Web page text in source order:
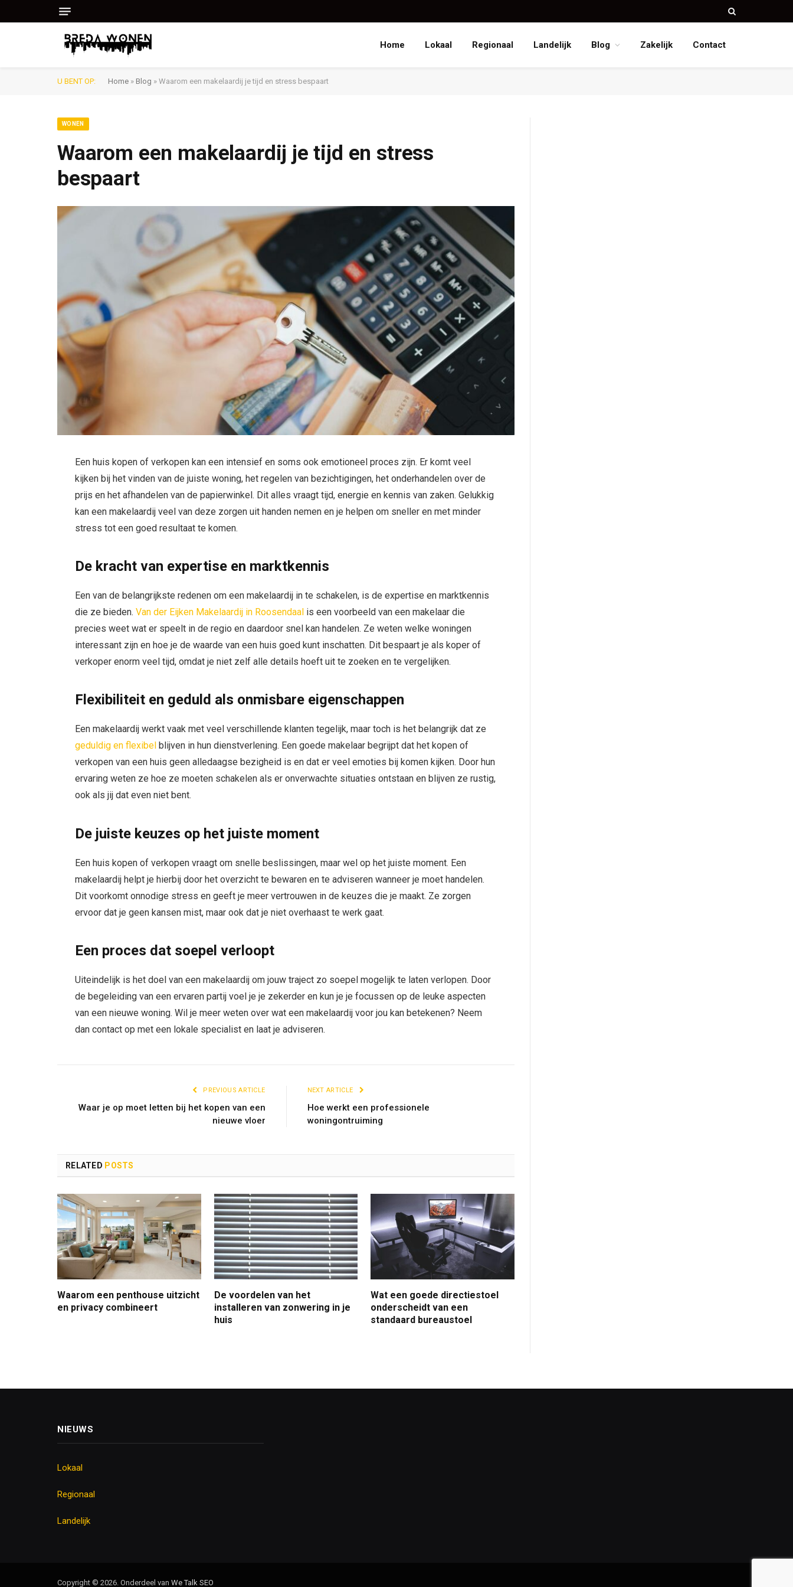
Home Lokaal Regionaal Landelijk Blog Zakelijk Contact
U BENT OP: Home » Blog » Waarom een makelaardij je tijd en stress bespaart
WONEN
Waarom een makelaardij je tijd en stress
bespaart
Een huis kopen of verkopen kan een intensief en soms ook emotioneel proces zijn. Er komt veel
kijken bij het vinden van de juiste woning, het regelen van bezichtigingen, het onderhandelen over de
prijs en het afhandelen van de papierwinkel. Dit alles vraagt tijd, energie en kennis van zaken. Gelukkig
kan een makelaardij veel van deze zorgen uit handen nemen en je helpen om sneller en met minder
stress tot een goed resultaat te komen.
De kracht van expertise en marktkennis
Een van de belangrijkste redenen om een makelaardij in te schakelen, is de expertise en marktkennis
die ze bieden.Van der Eijken Makelaardij in Roosendaal is een voorbeeld van een makelaar die
precies weet wat er speelt in de regio en daardoor snel kan handelen. Ze weten welke woningen
interessant zijn en hoe je de waarde van een huis goed kunt inschatten. Dit bespaart je als koper of
verkoper enorm veel tijd, omdat je niet zelf alle details hoeft uit te zoeken en te vergelijken.
Flexibiliteit en geduld als onmisbare eigenschappen
Een makelaardij werkt vaak met veel verschillende klanten tegelijk, maar toch is het belangrijk dat ze
geduldig en flexibel blijven in hun dienstverlening. Een goede makelaar begrijpt dat het kopen of
verkopen van een huis geen alledaagse bezigheid is en dat er veel emoties bij komen kijken. Door hun
ervaring weten ze hoe ze moeten schakelen als er onverwachte situaties ontstaan en blijven ze rustig,
ook als jij dat even niet bent.
De juiste keuzes op het juiste moment
Een huis kopen of verkopen vraagt om snelle beslissingen, maar wel op het juiste moment. Een
makelaardij helpt je hierbij door het overzicht te bewaren en te adviseren wanneer je moet handelen.
Dit voorkomt onnodige stress en geeft je meer vertrouwen in de keuzes die je maakt. Ze zorgen
ervoor dat je geen kansen mist, maar ook dat je niet overhaast te werk gaat.
Een proces dat soepel verloopt
Uiteindelijk is het doel van een makelaardij om jouw traject zo soepel mogelijk te laten verlopen. Door
de begeleiding van een ervaren partij voel je je zekerder en kun je je focussen op de leuke aspecten
van een nieuwe woning. Wil je meer weten over wat een makelaardij voor jou kan betekenen? Neem
dan contact op met een lokale specialist en laat je adviseren.
PREVIOUS ARTICLE
Waar je op moet letten bij het kopen van een
nieuwe vloer
NEXT ARTICLE
Hoe werkt een professionele
woningontruiming
RELATED POSTS
Waarom een penthouse uitzicht
en privacy combineert
De voordelen van het
installeren van zonwering in je
huis
Wat een goede directiestoel
onderscheidt van een
standaard bureaustoel
NIEUWS
Lokaal
Regionaal
Landelijk
Copyright © 2026. Onderdeel van We Talk SEO